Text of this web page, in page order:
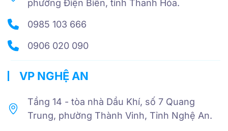
phường Điện Biên, tỉnh Thanh Hóa.
0985 103 666
0906 020 090
VP NGHỆ AN
Tầng 14 - tòa nhà Dầu Khí, số 7 Quang
Trung, phường Thành Vinh, Tỉnh Nghệ An.